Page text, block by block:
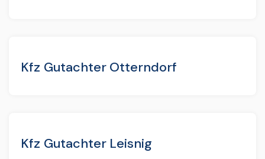
Kfz Gutachter Otterndorf
Kfz Gutachter Leisnig